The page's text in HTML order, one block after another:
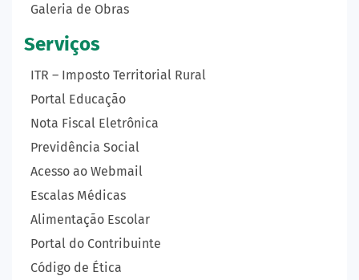
Galeria de Obras
Serviços
ITR – Imposto Territorial Rural
Portal Educação
Nota Fiscal Eletrônica
Previdência Social
Acesso ao Webmail
Escalas Médicas
Alimentação Escolar
Portal do Contribuinte
Código de Ética